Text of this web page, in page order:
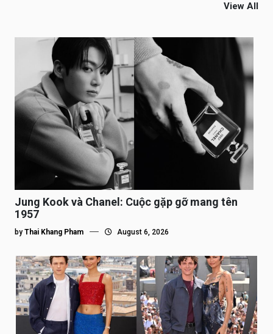
View All
Jung Kook và Chanel: Cuộc gặp gỡ mang tên
1957
by Thai Khang Pham August 6, 2026